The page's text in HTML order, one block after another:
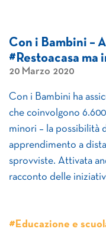
Con i Bambini –
#Restoacasa ma
20 Marzo 2020
Con i Bambini ha
che coinvolgono
minori – la possibilità
apprendimento a
sprovviste. Attivata
racconto delle
#Educazione e